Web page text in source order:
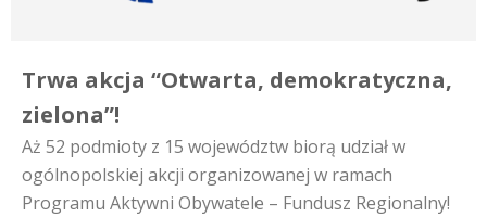
Trwa akcja “Otwarta, demokratyczna,
zielona”!
Aż 52 podmioty z 15 województw biorą udział w
ogólnopolskiej akcji organizowanej w ramach
Programu Aktywni Obywatele – Fundusz Regionalny!